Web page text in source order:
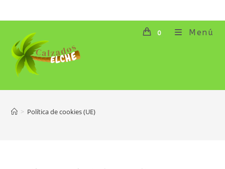
al
contenido
0 Menú
> Política de cookies (UE)